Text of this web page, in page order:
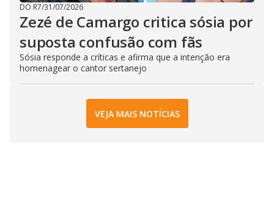
DO R7/31/07/2026
Zezé de Camargo critica sósia por
suposta confusão com fãs
Sósia responde a críticas e afirma que a intenção era
homenagear o cantor sertanejo
VEJA MAIS NOTÍCIAS